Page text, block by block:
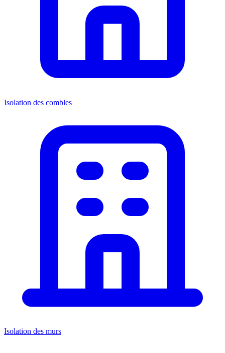
Isolation des combles
Isolation des murs